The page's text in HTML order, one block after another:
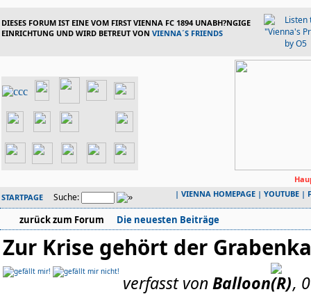
DIESES FORUM IST EINE VOM FIRST VIENNA FC 1894 UNABH?NGIGE
EINRICHTUNG UND WIRD BETREUT VON VIENNA´S FRIENDS
STARTPAGE
Suche: | VIENNA HOMEPAGE | YOUTUBE |
zurück zum Forum Die neuesten Beiträge
Zur Krise gehört der
verfasst vonBalloon ,